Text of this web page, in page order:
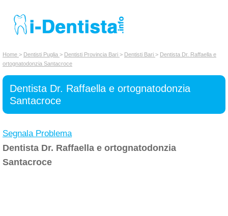
INSERISCI DENTISTA
Chi siamo
Home > Dentisti Puglia > Dentisti Provincia Bari > Dentisti Bari > Dentista Dr. Raffaella e
ortognatodonzia Santacroce
Dentista Dr. Raffaella e ortognatodonzia
Santacroce
Segnala Problema
Dentista Dr. Raffaella e ortognatodonzia
Santacroce